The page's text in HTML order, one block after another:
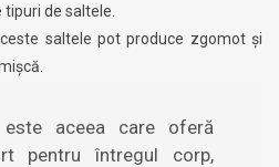
de saltele.
saltele pot produce zgomot și
aceea care oferă
pentru întregul corp,